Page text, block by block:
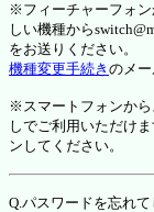
※フィーチャーフォ
しい機種から
をお送りください。
機種変更手続き のメー
※スマートフォンか
しでご利用いただけ
ンしてください。
Q.パスワードを忘れ